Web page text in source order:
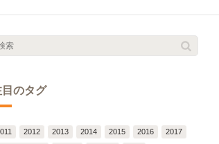
目のタグ
2012 2013 2014 2015 2016 2017